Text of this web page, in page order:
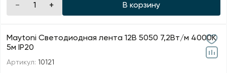
В корзину
Maytoni Светодиодная лента 12В 5050 7,2Вт/м 4000K
5м IP20
Артикул: 10121